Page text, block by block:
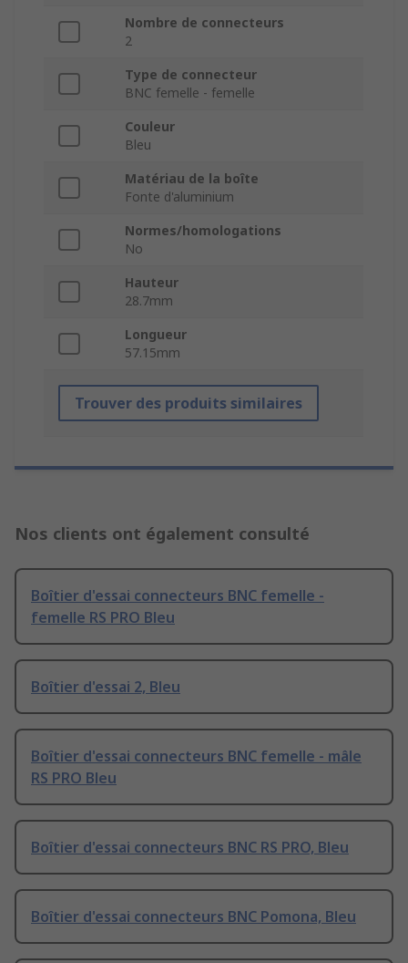
Nombre de connecteurs
2
Type de connecteur
BNC femelle - femelle
Couleur
Bleu
Matériau de la boîte
Fonte d'aluminium
Normes/homologations
No
Hauteur
28.7mm
Longueur
57.15mm
Trouver des produits similaires
Nos clients ont également consulté
Boîtier d'essai connecteurs BNC femelle -
femelle RS PRO Bleu
Boîtier d'essai 2, Bleu
Boîtier d'essai connecteurs BNC femelle - mâle
RS PRO Bleu
Boîtier d'essai connecteurs BNC RS PRO, Bleu
Boîtier d'essai connecteurs BNC Pomona, Bleu